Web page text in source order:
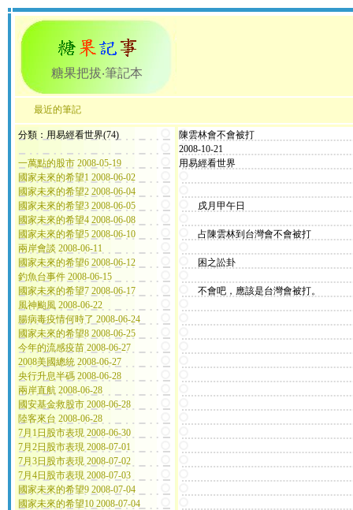
糖果把拔‧筆記本
最近的筆記
分類：用易經看世界(74)
一萬點的股市 2008-05-19
國家未來的希望1 2008-06-02
國家未來的希望2 2008-06-04
國家未來的希望3 2008-06-05
國家未來的希望4 2008-06-08
國家未來的希望5 2008-06-10
兩岸會談 2008-06-11
國家未來的希望6 2008-06-12
釣魚台事件 2008-06-15
國家未來的希望7 2008-06-17
風神颱風 2008-06-22
腸病毒疫情何時了 2008-06-24
國家未來的希望8 2008-06-25
今年的流感疫苗 2008-06-27
2008美國總統 2008-06-27
央行升息半碼 2008-06-28
兩岸直航 2008-06-28
國安基金救股市 2008-06-28
陸客來台 2008-06-28
7月1日股市表現 2008-06-30
7月2日股市表現 2008-07-01
7月3日股市表現 2008-07-02
7月4日股市表現 2008-07-03
國家未來的希望9 2008-07-04
國家未來的希望10 2008-07-04
陳雲林會不會被打
2008-10-21
用易經看世界
戌月甲午日
占陳雲林到台灣會不會被打
困之訟卦
不會吧，應該是台灣會被打。